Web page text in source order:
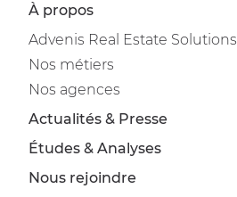
À propos
Advenis Real Estate Solutions
Nos métiers
Nos agences
Actualités & Presse
Études & Analyses
Nous rejoindre